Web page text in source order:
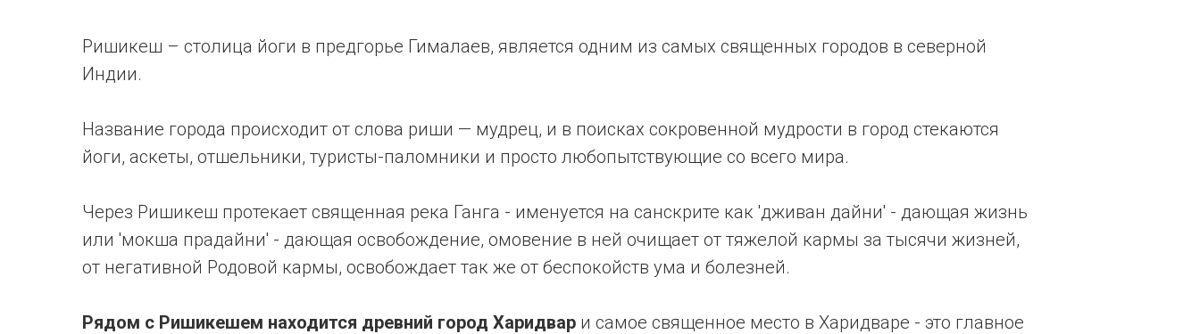
Ришикеш – столица йоги в предгорье Гималаев, является одним из самых священных городов в северной
Индии.
Название города происходит от слова риши — мудрец, и в поисках сокровенной мудрости в город стекаются
йоги, аскеты, отшельники, туристы-паломники и просто любопытствующие со всего мира.
Через Ришикеш протекает священная река Ганга - именуется на санскрите как 'дживан дайни' - дающая жизнь
или 'мокша прадайни' - дающая освобождение, омовение в ней очищает от тяжелой кармы за тысячи жизней,
от негативной Родовой кармы, освобождает так же от беспокойств ума и болезней.
Рядом с Ришикешем находится древний город Харидвар и самое священное место в Харидваре - это главное